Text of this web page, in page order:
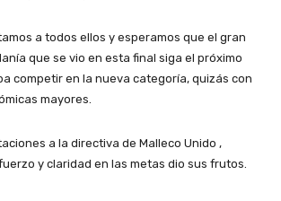
a todos ellos y esperamos que el gran
que se vio en esta final siga el próximo
competir en la nueva categoría, quizás con
mayores.
a la directiva de Malleco Unido ,
y claridad en las metas dio sus frutos.